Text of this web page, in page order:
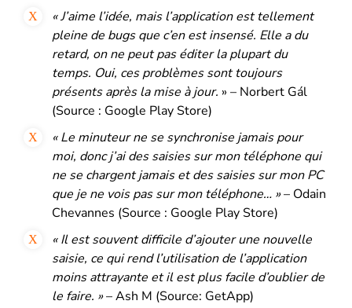
« J’aime l’idée, mais l’application est tellement
pleine de bugs que c’en est insensé. Elle a du
retard, on ne peut pas éditer la plupart du
temps. Oui, ces problèmes sont toujours
présents après la mise à jour. » – Norbert Gál
(Source : Google Play Store)
« Le minuteur ne se synchronise jamais pour
moi, donc j’ai des saisies sur mon téléphone qui
ne se chargent jamais et des saisies sur mon PC
que je ne vois pas sur mon téléphone… »– Odain
Chevannes (Source : Google Play Store)
« Il est souvent difficile d’ajouter une nouvelle
saisie, ce qui rend l’utilisation de l’application
moins attrayante et il est plus facile d’oublier de
le faire. »– Ash M (Source: GetApp)